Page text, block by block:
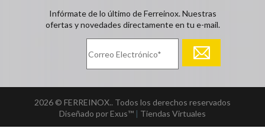
Infórmate de lo último de Ferreinox. Nuestras
ofertas y novedades directamente en tu e-mail.
2026 © FERREINOX.. Todos los derechos reservados
Diseñado por Exus™ | Tiendas Virtuales